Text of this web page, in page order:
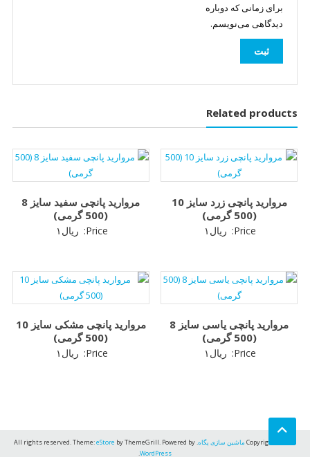
برای زمانی که دوباره
دیدگاهی می‌نویسم.
Related products
مروارید پانچی زرد سایز 10
(500 گرمی)
Price: ریال ۱
مروارید پانچی سفید سایز 8
(500 گرمی)
Price: ریال ۱
مروارید پانچی یاسی سایز 8
(500 گرمی)
Price: ریال ۱
مروارید پانچی مشکی سایز 10
(500 گرمی)
Price: ریال ۱
Copyright © 2026 ماشین سازی پگاه. All rights reserved. Theme:
eStore by ThemeGrill. Powered by
WordPress
.